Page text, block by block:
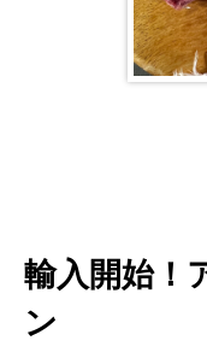
輸入開始！
ン